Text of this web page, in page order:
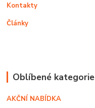
Kontakty
Články
Oblíbené kategorie
AKČNÍ NABÍDKA